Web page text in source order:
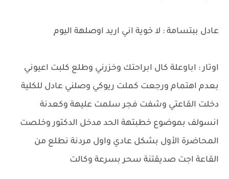
عادل ببتسامة : لا خوية اني اريد اوصلهة اليوم
اوتار : اباوعلة كال ابراحتك وخزرني وطلع كلبت اعيوني
بعدم اهتمام ورجعت كملت ريوكي وصلني عادل للكلية
دخلت القاعتي وشفت فجر سلمت عليهة وكعدنة
انسولف بموضوع خطبتهة الحد مدخل الدكتور وخلصت
المحاضرة الأول بشكل عادي واول مردنة نطلع من
القاعة اجت صديقتنة سحر بسرعة وكالت